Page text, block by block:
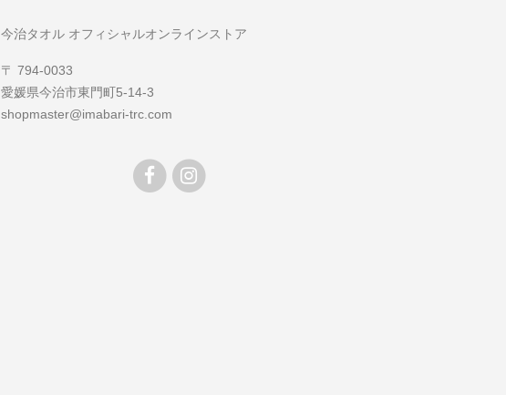
今治タオル オフィシャルオンラインストア
〒 794-0033
愛媛県今治市東門町5-14-3
shopmaster@imabari-trc.com